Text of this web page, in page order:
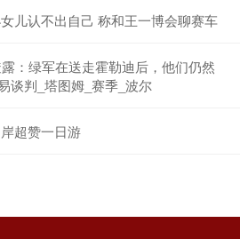
儿认不出自己 称和王一博会聊赛车
：绿军在送走霍勒迪后，他们仍然
谈判_塔图姆_赛季_波尔
超赞一日游